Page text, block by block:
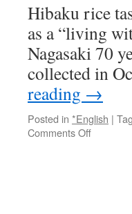
Hibaku rice
as a “living
Nagasaki 70
collected in
reading →
Posted in *English |
Comments Offon